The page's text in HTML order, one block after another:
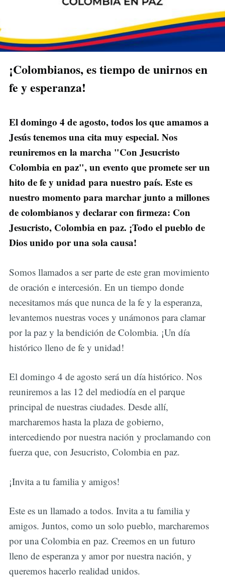
¡Colombianos, es tiempo de unirnos en
fe y esperanza!
El domingo 4 de agosto, todos los que amamos a
Jesús tenemos una cita muy especial. Nos
reuniremos en la marcha "Con Jesucristo
Colombia en paz", un evento que promete ser un
hito de fe y unidad para nuestro país. Este es
nuestro momento para marchar junto a millones
de colombianos y declarar con firmeza: Con
Jesucristo, Colombia en paz. ¡Todo el pueblo de
Dios unido por una sola causa!
Somos llamados a ser parte de este gran movimiento
de oración e intercesión. En un tiempo donde
necesitamos más que nunca de la fe y la esperanza,
levantemos nuestras voces y unámonos para clamar
por la paz y la bendición de Colombia. ¡Un día
histórico lleno de fe y unidad!
El domingo 4 de agosto será un día histórico. Nos
reuniremos a las 12 del mediodía en el parque
principal de nuestras ciudades. Desde allí,
marcharemos hasta la plaza de gobierno,
intercediendo por nuestra nación y proclamando con
fuerza que, con Jesucristo, Colombia en paz.
¡Invita a tu familia y amigos!
Este es un llamado a todos. Invita a tu familia y
amigos. Juntos, como un solo pueblo, marcharemos
por una Colombia en paz. Creemos en un futuro
lleno de esperanza y amor por nuestra nación, y
queremos hacerlo realidad unidos.